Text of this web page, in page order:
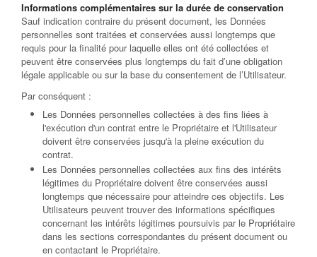
Informations complémentaires sur la durée de conservation
Sauf indication contraire du présent document, les Données
personnelles sont traitées et conservées aussi longtemps que
requis pour la finalité pour laquelle elles ont été collectées et
peuvent être conservées plus longtemps du fait d’une obligation
légale applicable ou sur la base du consentement de l’Utilisateur.
Par conséquent :
Les Données personnelles collectées à des fins liées à
l'exécution d'un contrat entre le Propriétaire et l'Utilisateur
doivent être conservées jusqu'à la pleine exécution du
contrat.
Les Données personnelles collectées aux fins des intérêts
légitimes du Propriétaire doivent être conservées aussi
longtemps que nécessaire pour atteindre ces objectifs. Les
Utilisateurs peuvent trouver des informations spécifiques
concernant les intérêts légitimes poursuivis par le Propriétaire
dans les sections correspondantes du présent document ou
en contactant le Propriétaire.